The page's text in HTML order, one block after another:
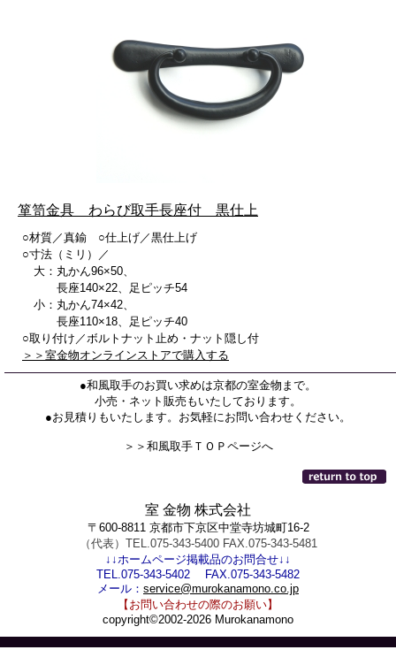
箪笥金具 わらび取手長座付 黒仕上
○材質／真鍮 ○仕上げ／黒仕上げ
○寸法（ミリ）／
大：丸かん96×50、
長座140×22、足ピッチ54
小：丸かん74×42、
長座110×18、足ピッチ40
○取り付け／ボルトナット止め・ナット隠し付
＞＞室金物オンラインストアで購入する
●和風取手のお買い求めは京都の室金物まで。
小売・ネット販売もいたしております。
●お見積りもいたします。お気軽にお問い合わせください。
＞＞和風取手ＴＯＰページへ
室 金物 株式会社
〒600-8811 京都市下京区中堂寺坊城町16-2
（代表）TEL.075-343-5400 FAX.075-343-5481
↓↓ホームページ掲載品のお問合せ↓↓
TEL.075-343-5402 FAX.075-343-5482
メール： service@murokanamono.co.jp
【お問い合わせの際のお願い】
copyright©2002-2026 Murokanamono